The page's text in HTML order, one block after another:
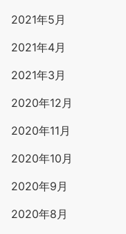
2021年5月
2021年4月
2021年3月
2020年12月
2020年11月
2020年10月
2020年9月
2020年8月